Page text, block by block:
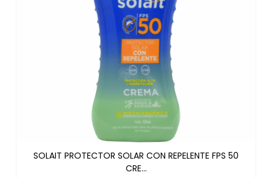
SOLAIT PROTECTOR SOLAR CON REPELENTE FPS 50
CRE...